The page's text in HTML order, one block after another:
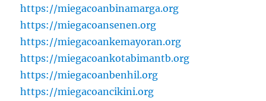
https://miegacoanbinamarga.org
https://miegacoansenen.org
https://miegacoankemayoran.org
https://miegacoankotabimantb.org
https://miegacoanbenhil.org
https://miegacoancikini.org